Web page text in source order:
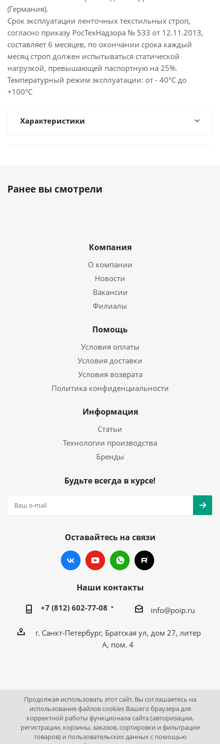
(Германия).
Срок эксплуатации ленточных текстильных строп,
согласно приказу РосТехНадзора № 533 от 12.11.2013,
составляет 6 месяцев, по окончании срока каждый
месяц строп должен испытываться статической
нагрузкой, превышающей паспортную на 25%.
Температурный режим эксплуатации: от - 40°С до
+100°С
Характеристики
Ранее вы смотрели
Компания
О компании
Новости
Вакансии
Филиалы
Помощь
Условия оплаты
Условия доставки
Условия возврата
Политика конфиденциальности
Информация
Статьи
Технологии производства
Бренды
Будьте всегда в курсе!
Оставайтесь на связи
Наши контакты
+7 (812) 602-77-08 info@poip.ru
г. Санкт-Петербург, Братская ул, дом 27, литер
А, пом. 4
2009 - 2026 © Промышленное оборудование Интернет
портал.
195043, г. Санкт-Петербург, Братская ул, дом 27, литер А,
Продолжая использовать этот сайт, Вы соглашаетесь на
использование файлов cookies Вашего браузера для
корректной работы функционала сайта (авторизации,
регистрации, корзины, заказов, сортировки и фильтрации
товаров) и пользовательских данных с помощью